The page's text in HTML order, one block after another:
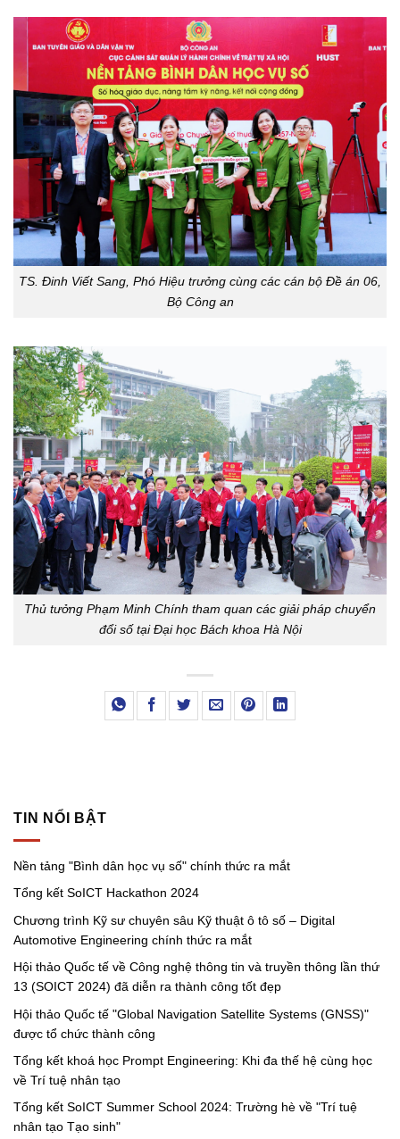
TS. Đinh Viết Sang, Phó Hiệu trưởng cùng các cán bộ Đề án 06,
Bộ Công an
Thủ tưởng Phạm Minh Chính tham quan các giải pháp chuyển
đổi số tại Đại học Bách khoa Hà Nội
TIN NỔI BẬT
Nền tảng "Bình dân học vụ số" chính thức ra mắt
Tổng kết SoICT Hackathon 2024
Chương trình Kỹ sư chuyên sâu Kỹ thuật ô tô số – Digital
Automotive Engineering chính thức ra mắt
Hội thảo Quốc tế về Công nghệ thông tin và truyền thông lần thứ
13 (SOICT 2024) đã diễn ra thành công tốt đẹp
Hội thảo Quốc tế "Global Navigation Satellite Systems (GNSS)"
được tổ chức thành công
Tổng kết khoá học Prompt Engineering: Khi đa thế hệ cùng học
về Trí tuệ nhân tạo
Tổng kết SoICT Summer School 2024: Trường hè về "Trí tuệ
nhân tạo Tạo sinh"